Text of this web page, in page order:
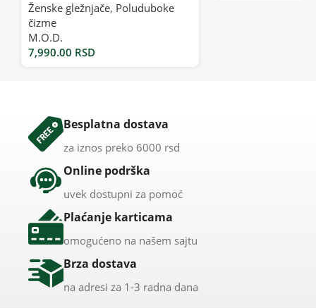
Ženske gležnjače, Poluduboke
čizme
M.O.D.
7,990.00 RSD
Besplatna dostava
za iznos preko 6000 rsd
Online podrška
uvek dostupni za pomoć
Plaćanje karticama
omogućeno na našem sajtu
Brza dostava
na adresi za 1-3 radna dana